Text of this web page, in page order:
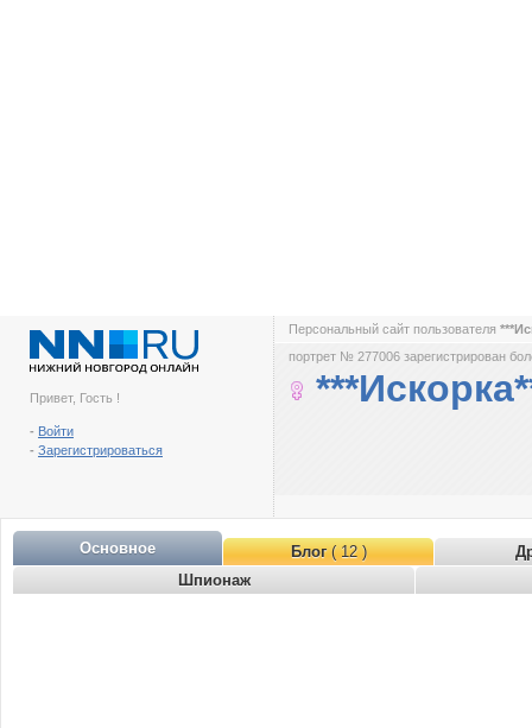
Привет, Гость !
- Войти
- Зарегистрироваться
Персональный сайт пользователя
портрет № 277006 зарегистрирован
Основное Блог( 12 )
Шпионаж